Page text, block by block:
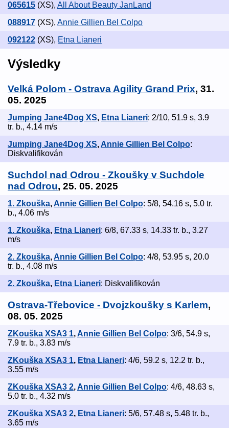
065615 (XS), All About Beauty JanLand
088917 (XS), Annie Gillien Bel Colpo
092122 (XS), Etna Lianeri
Výsledky
Velká Polom - Ostrava Agility Grand Prix, 31.
05. 2025
Jumping Jane4Dog XS, Etna Lianeri: 2/10, 51.9 s, 3.9
tr. b., 4.14 m/s
Jumping Jane4Dog XS, Annie Gillien Bel Colpo:
Diskvalifikován
Suchdol nad Odrou - Zkoušky v Suchdole
nad Odrou, 25. 05. 2025
1. Zkouška,Annie Gillien Bel Colpo: 5/8, 54.16 s, 5.0 tr.
b., 4.06 m/s
1. Zkouška, Etna Lianeri: 6/8, 67.33 s, 14.33 tr. b., 3.27
m/s
2. Zkouška,Annie Gillien Bel Colpo: 4/8, 53.95 s, 20.0
tr. b., 4.08 m/s
2. Zkouška, Etna Lianeri: Diskvalifikován
Ostrava-Třebovice - Dvojzkoušky s Karlem,
08. 05. 2025
ZKouška XSA3 1,Annie Gillien Bel Colpo: 3/6, 54.9 s,
7.9 tr. b., 3.83 m/s
ZKouška XSA3 1, Etna Lianeri: 4/6, 59.2 s, 12.2 tr. b.,
3.55 m/s
ZKouška XSA3 2,Annie Gillien Bel Colpo: 4/6, 48.63 s,
5.0 tr. b., 4.32 m/s
ZKouška XSA3 2, Etna Lianeri: 5/6, 57.48 s, 5.48 tr. b.,
3.65 m/s